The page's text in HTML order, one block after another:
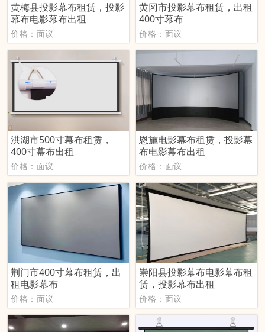
黄梅县投影幕布租赁，投影
幕布电影幕布出租
价格：面议
黄冈市投影幕布租赁，出租
400寸幕布
价格：面议
洪湖市500寸幕布租赁，
400寸幕布出租
价格：面议
恩施电影幕布租赁，投影幕
布电影幕布出租
价格：面议
荆门市400寸幕布租赁，出
租电影幕布
价格：面议
崇阳县投影幕布电影幕布租
赁，投影幕布出租
价格：面议